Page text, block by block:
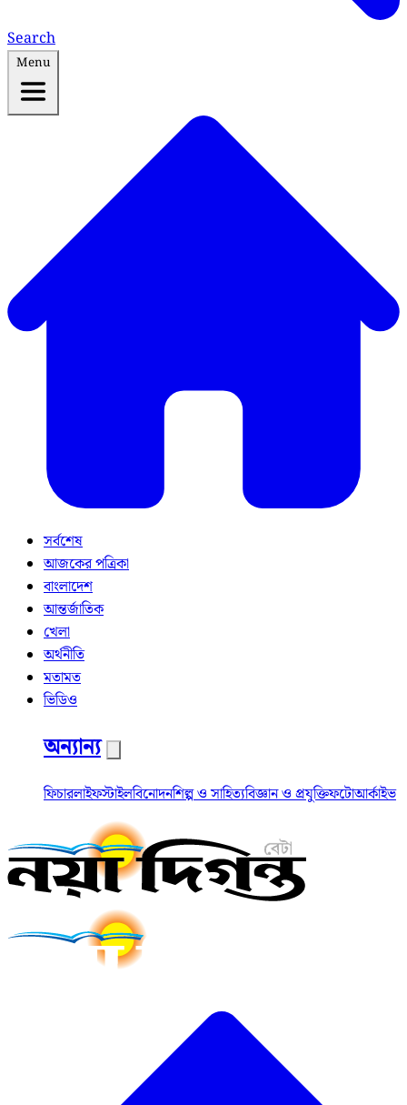
Search
Menu
সর্বশেষ
আজকের পত্রিকা
বাংলাদেশ
আন্তর্জাতিক
খেলা
অর্থনীতি
মতামত
ভিডিও
অন্যান্য
ফিচারলাইফস্টাইলবিনোদনশিল্প ও সাহিত্যবিজ্ঞান ও প্রযুক্তিফটোআর্কাইভ